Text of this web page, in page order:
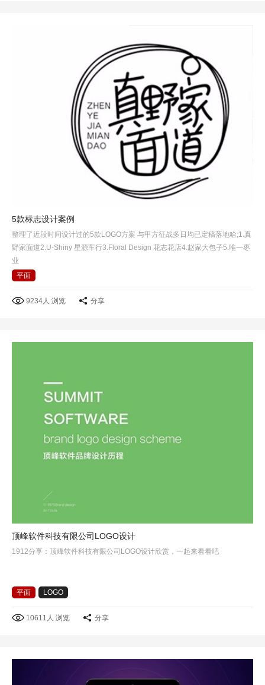
5款标志设计案例
整理了近段时间设计过的5款LOGO方案 与甲方征战多日均已定稿落地哈;1.真
野家面道2.U-Shiny 星源车行3.Floral Design 花志花店4.赵家大包子5.唯一枣
业
平面
9234人 浏览 分享
顶峰软件科技有限公司LOGO设计
1912分享：顶峰软件科技有限公司LOGO设计欣赏，一起来看看吧
平面 LOGO
10611人 浏览 分享